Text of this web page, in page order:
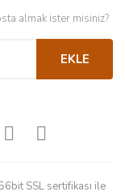
almak ister misiniz?
EKLE
SSL sertifikası ile